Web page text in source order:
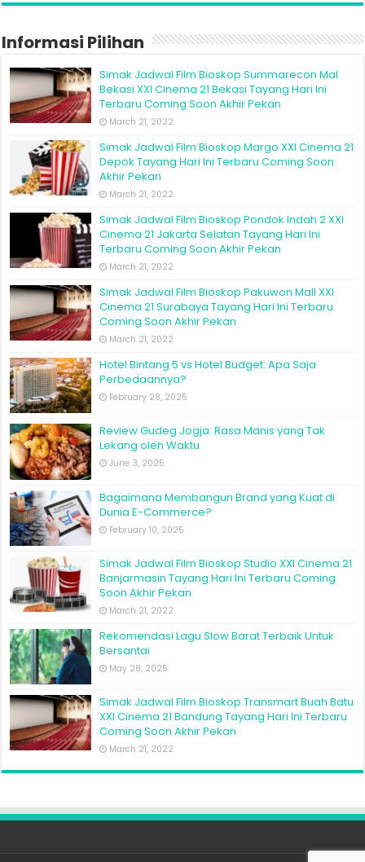
Informasi Pilihan
Simak Jadwal Film Bioskop Summarecon Mal
Bekasi XXI Cinema 21 Bekasi Tayang Hari Ini
Terbaru Coming Soon Akhir Pekan
March 21, 2022
Simak Jadwal Film Bioskop Margo XXI Cinema 21
Depok Tayang Hari Ini Terbaru Coming Soon
Akhir Pekan
March 21, 2022
Simak Jadwal Film Bioskop Pondok Indah 2 XXI
Cinema 21 Jakarta Selatan Tayang Hari Ini
Terbaru Coming Soon Akhir Pekan
March 21, 2022
Simak Jadwal Film Bioskop Pakuwon Mall XXI
Cinema 21 Surabaya Tayang Hari Ini Terbaru
Coming Soon Akhir Pekan
March 21, 2022
Hotel Bintang 5 vs Hotel Budget: Apa Saja
Perbedaannya?
February 28, 2025
Review Gudeg Jogja: Rasa Manis yang Tak
Lekang oleh Waktu
June 3, 2025
Bagaimana Membangun Brand yang Kuat di
Dunia E-Commerce?
February 10, 2025
Simak Jadwal Film Bioskop Studio XXI Cinema 21
Banjarmasin Tayang Hari Ini Terbaru Coming
Soon Akhir Pekan
March 21, 2022
Rekomendasi Lagu Slow Barat Terbaik Untuk
Bersantai
May 28, 2025
Simak Jadwal Film Bioskop Transmart Buah Batu
XXI Cinema 21 Bandung Tayang Hari Ini Terbaru
Coming Soon Akhir Pekan
March 21, 2022